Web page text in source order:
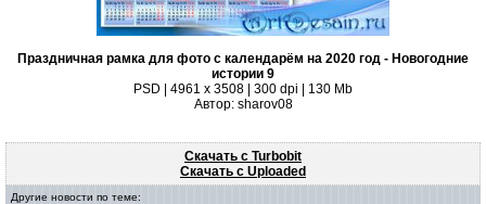
Праздничная рамка для фото с календарём на 2020 год - Новогодние
истории 9
PSD | 4961 х 3508 | 300 dpi | 130 Mb
Автор: sharov08
Скачать с Turbobit
Скачать с Uploaded
Другие новости по теме: